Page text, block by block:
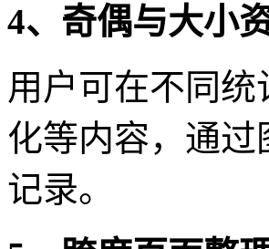
4、奇偶与大小
用户可在不同
化等内容，通
记录。